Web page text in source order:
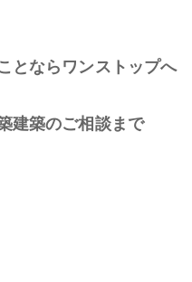
とならワンストップへ
建築のご相談まで